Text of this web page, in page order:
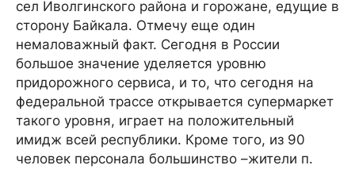
сел Иволгинского района и горожане, едущие в
сторону Байкала. Отмечу еще один
немаловажный факт. Сегодня в России
большое значение уделяется уровню
придорожного сервиса, и то, что сегодня на
федеральной трассе открывается супермаркет
такого уровня, играет на положительный
имидж всей республики. Кроме того, из 90
человек персонала большинство –жители п.